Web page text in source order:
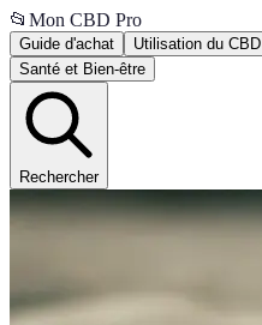
📂 Mon CBD Pro
Guide d'achat Utilisation du CBD
Santé et Bien-être
Rechercher